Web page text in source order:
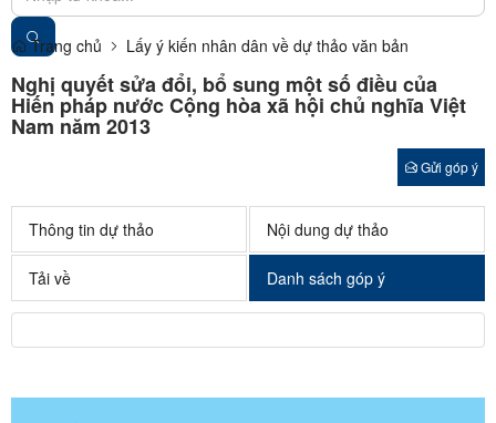
Trang chủ Lấy ý kiến nhân dân về dự thảo văn bản
Nghị quyết sửa đổi, bổ sung một số điều của
Hiến pháp nước Cộng hòa xã hội chủ nghĩa Việt
Nam năm 2013
Thông tin dự thảo Nội dung dự thảo
Tải về Danh sách góp ý
Gửi góp ý